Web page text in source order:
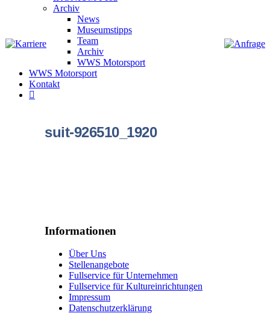
Archiv
News
Museumstipps
Team
Archiv
WWS Motorsport
WWS Motorsport
Kontakt
suit-926510_1920
Informationen
Über Uns
Stellenangebote
Fullservice für Unternehmen
Fullservice für Kultureinrichtungen
Impressum
Datenschutzerklärung